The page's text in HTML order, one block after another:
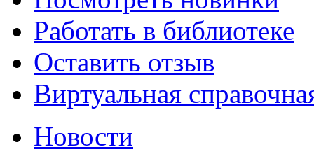
Работать в библиотеке
Оставить отзыв
Виртуальная
Новости